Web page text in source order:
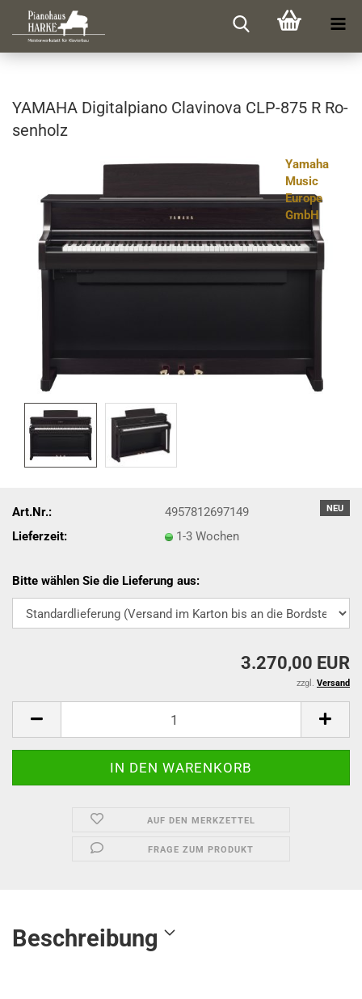
YA­MA­HA Di­gi­tal­pia­no Cla­vi­no­va CLP-​875 R Ro­
sen­holz
Yamaha
Music
Europe
GmbH
NEU
Art.Nr.:
4957812697149
Lieferzeit:
1-3 Wochen
Bitte wählen Sie die Lieferung aus:
3.270,00 EUR
zzgl. Versand
AUF DEN MERKZETTEL
FRAGE ZUM PRODUKT
Beschreibung